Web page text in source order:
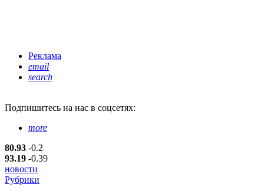
Реклама
email
search
Подпишитесь на нас в соцсетях:
more
80.93 -0.2
93.19 -0.39
новости
Рубрики